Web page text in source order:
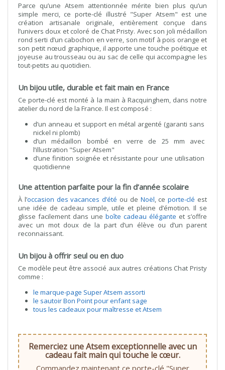
Parce qu’une Atsem attentionnée mérite bien plus qu’un
simple merci, ce porte-clé illustré "Super Atsem" est une
création artisanale originale, entièrement conçue dans
l’univers doux et coloré de Chat Pristy. Avec son joli médaillon
rond serti d’un cabochon en verre, son motif à pois orange et
son petit nœud graphique, il apporte une touche poétique et
joyeuse au trousseau ou au sac de celle qui accompagne les
tout-petits au quotidien.
Un bijou utile, durable et fait main en France
Ce porte-clé est monté à la main à Racquinghem, dans notre
atelier du nord de la France. Il est composé :
d’un anneau et support en métal argenté (garanti sans
nickel ni plomb)
d’un médaillon bombé en verre de 25 mm avec
l’illustration "Super Atsem"
d’une finition soignée et résistante pour une utilisation
quotidienne
Une attention parfaite pour la fin d’année scolaire
À l’occasion des vacances d’été ou de Noël, ceporte-clé est
une idée de cadeau simple, utile et pleine d’émotion. Il se
glisse facilement dans une boîte cadeau élégante et s’offre
avec un mot doux de la part d’un élève ou d’un parent
reconnaissant.
Un bijou à offrir seul ou en duo
Ce modèle peut être associé aux autres créations Chat Pristy
comme :
le marque-page Super Atsem assorti
le sautoir Bon Point pour enfant sage
tous les cadeaux pour maîtresse et Atsem
Remerciez une Atsem exceptionnelle avec un
cadeau fait main qui touche le cœur.
Commandez maintenant ce porte-clé "Super